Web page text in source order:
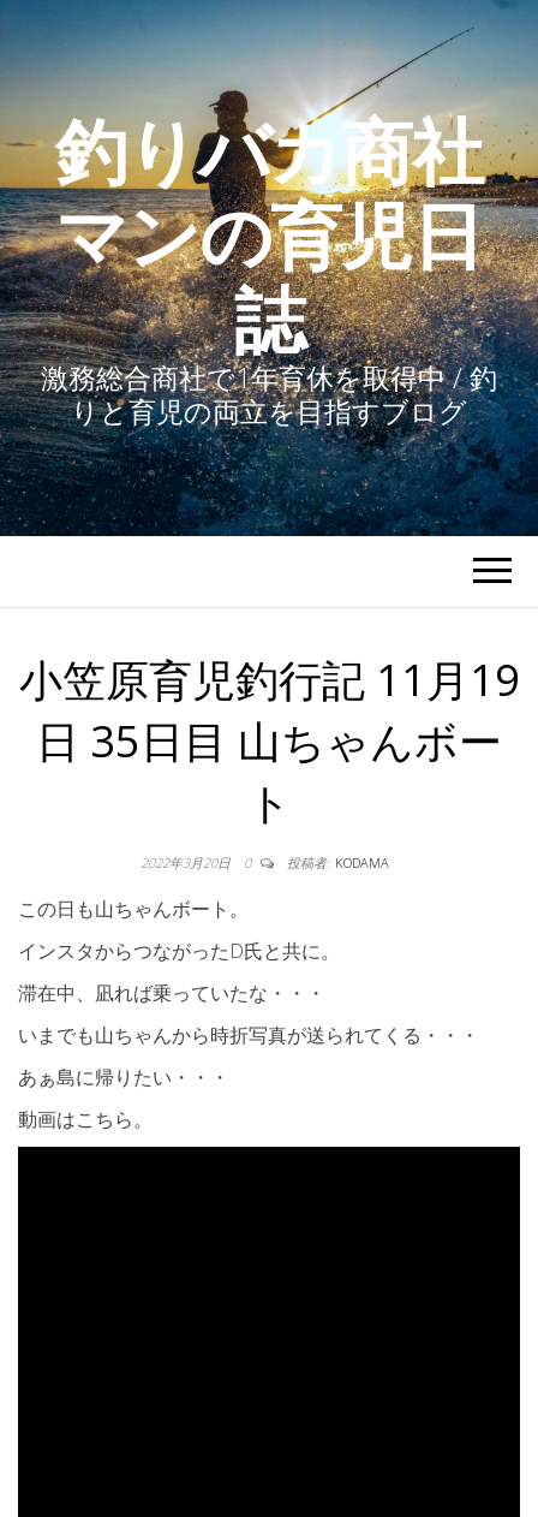
釣りバカ商社
マンの育児日
誌
激務総合商社で1年育休を取得中 / 釣
りと育児の両立を目指すブログ
小笠原育児釣行記 11月19
日 35日目 山ちゃんボー
ト
2022年3月20日 0 投稿者: KODAMA
この日も山ちゃんボート。
インスタからつながったD氏と共に。
滞在中、凪れば乗っていたな・・・
いまでも山ちゃんから時折写真が送られてくる・・・
あぁ島に帰りたい・・・
動画はこちら。